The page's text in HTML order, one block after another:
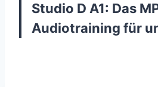
Studio D A1: Das
Audiotraining für